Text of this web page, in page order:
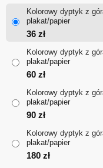
Kolorowy dyptyk z
plakat/papier
36 zł
Kolorowy dyptyk z
plakat/papier
60 zł
Kolorowy dyptyk z
plakat/papier
90 zł
Kolorowy dyptyk z
plakat/papier
180 zł